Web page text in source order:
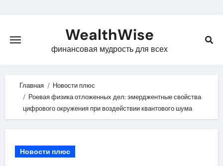
content
WealthWise
финансовая мудрость для всех
Главная
Новости плюс
Роевая физика отложенных дел: эмерджентные свойства
цифрового окружения при воздействии квантового шума
Новости плюс